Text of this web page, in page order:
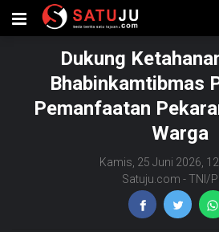
Dukung
Bhabinkamtibmas
Pemanfaatan
Warga
Kamis, 25 Juni 2026,
Satuju.com -TNI/